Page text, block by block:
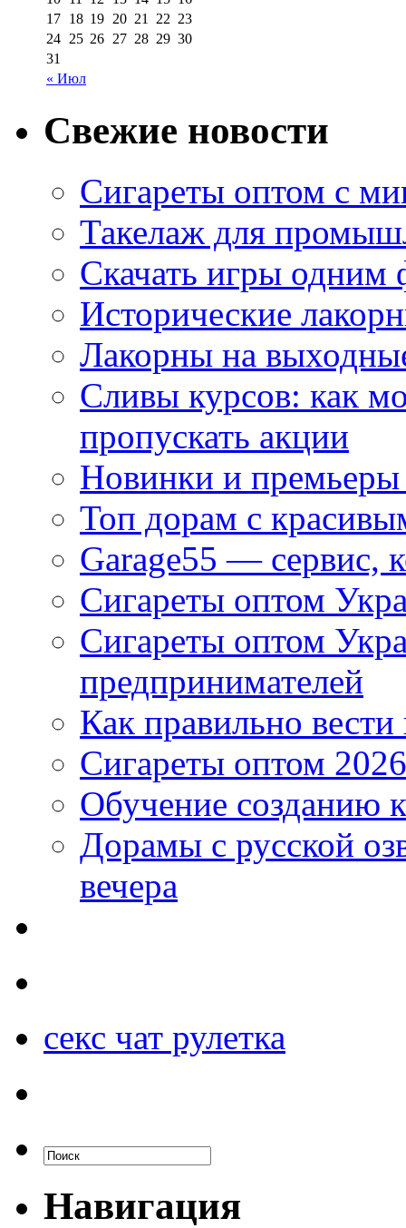
« Июл
17 18 19 20 21 22 23
24 25 26 27 28 29 30
31
Свежие новости
Сигареты оптом с
Такелаж для
Скачать игры одним
Исторические
Лакорны на
Сливы курсов: как
пропускать акции
Новинки и
Топ дорам с
Garage55 — сервис,
Сигареты оптом
Сигареты оптом
предпринимателей
Как правильно
Сигареты оптом
Обучение созданию
Дорамы с русской
вечера
секс чат рулетка
Навигация